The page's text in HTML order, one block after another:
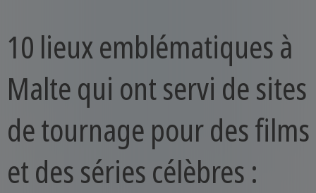
10 lieux emblématiques à
Malte qui ont servi de sites
de tournage pour des films
et des séries célèbres :